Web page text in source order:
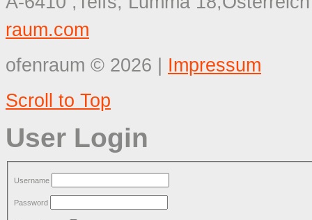
raum.com
ofenraum © 2026
Impressum
Scroll to Top
User Login
Username
Password